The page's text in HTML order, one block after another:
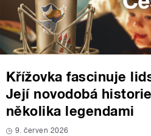
Křížovka fascinuje
Její novodobá
několika legendami
9. červen 2026